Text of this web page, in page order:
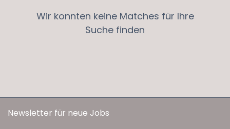
Wir konnten keine Matches für Ihre
Suche finden
Newsletter für neue Jobs